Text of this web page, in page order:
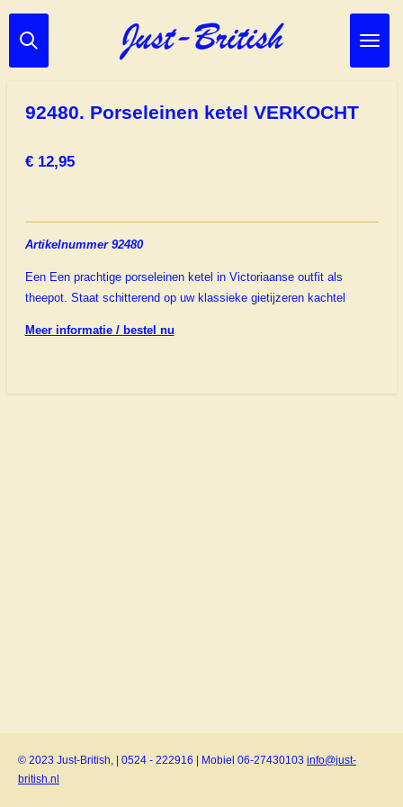
Ga
direct
92480. Porseleinen ketel VERKOCHT
€ 12,95
Artikelnummer 92480
Een Een prachtige porseleinen ketel in Victoriaanse outfit als
theepot. Staat schitterend op uw klassieke gietijzeren kachtel
Meer informatie / bestel nu
© 2023 Just-British, | 0524 - 222916 | Mobiel 06-27430103 info@just-
british.nl